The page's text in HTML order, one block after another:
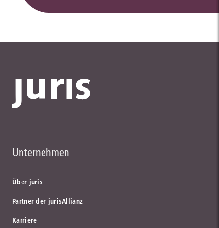
Unternehmen
Über juris
Partner der jurisAllianz
Karriere